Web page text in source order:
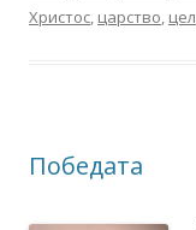
Христос, царство, цел
Победата